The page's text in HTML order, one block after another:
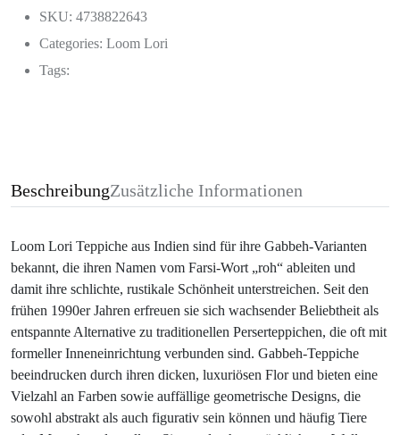
SKU: 4738822643
Categories: Loom Lori
Tags:
BeschreibungZusätzliche Informationen
Loom Lori Teppiche aus Indien sind für ihre Gabbeh-Varianten
bekannt, die ihren Namen vom Farsi-Wort „roh“ ableiten und
damit ihre schlichte, rustikale Schönheit unterstreichen. Seit den
frühen 1990er Jahren erfreuen sie sich wachsender Beliebtheit als
entspannte Alternative zu traditionellen Perserteppichen, die oft mit
formeller Inneneinrichtung verbunden sind. Gabbeh-Teppiche
beeindrucken durch ihren dicken, luxuriösen Flor und bieten eine
Vielzahl an Farben sowie auffällige geometrische Designs, die
sowohl abstrakt als auch figurativ sein können und häufig Tiere